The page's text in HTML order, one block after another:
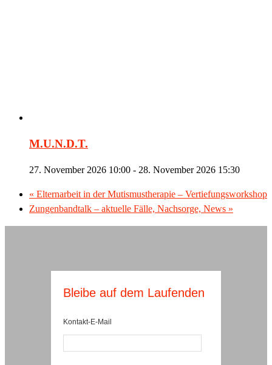
M.U.N.D.T.
27. November 2026 10:00 - 28. November 2026 15:30
« Elternarbeit in der Mutismustherapie – Vertiefungsworkshop
Zungenbandtalk – aktuelle Fälle, Nachsorge, News »
Bleibe auf dem Laufenden
Kontakt-E-Mail